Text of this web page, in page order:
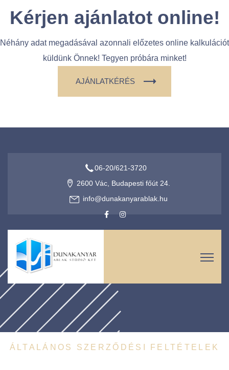
Kérjen ajánlatot online!
Néhány adat megadásával azonnali előzetes online kalkulációt
küldünk Önnek! Tegyen próbára minket!
AJÁNLATKÉRÉS
06-20/621-3720
2600 Vác, Budapesti főút 24.
info@dunakanyarablak.hu
ÁLTALÁNOS SZERZŐDÉSI FELTÉTELEK